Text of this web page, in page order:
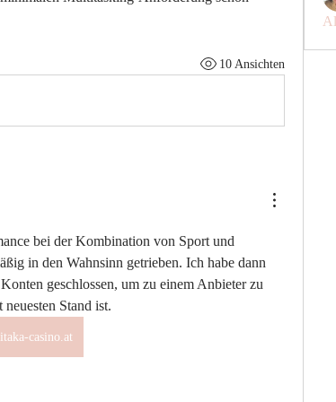
10 Ansichten
bei der Kombination von Sport und
in den Wahnsinn getrieben. Ich habe dann
geschlossen, um zu einem Anbieter zu
Stand ist.
casino.at